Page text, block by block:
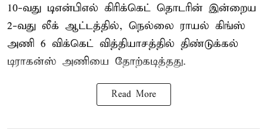
10-வது டிஎன்பிஎல் கிரிக்கெட் தொடரின் இன்றைய
2-வது லீக் ஆட்டத்தில், நெல்லை ராயல் கிங்ஸ்
அணி 6 விக்கெட் வித்தியாசத்தில் திண்டுக்கல்
டிராகன்ஸ் அணியை தோற்கடித்தது.
Read More